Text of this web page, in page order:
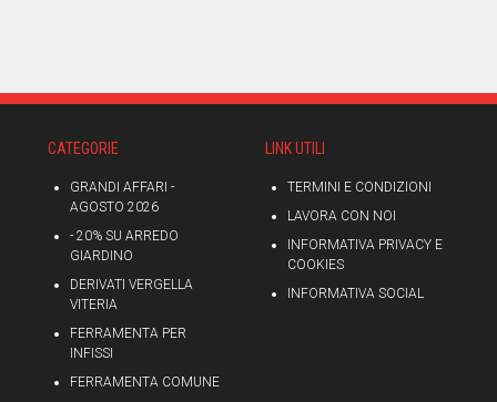
CATEGORIE
GRANDI AFFARI -
AGOSTO 2026
- 20% SU ARREDO
GIARDINO
DERIVATI VERGELLA
VITERIA
FERRAMENTA PER
INFISSI
FERRAMENTA COMUNE
LINK UTILI
TERMINI E CONDIZIONI
LAVORA CON NOI
INFORMATIVA PRIVACY E
COOKIES
INFORMATIVA SOCIAL